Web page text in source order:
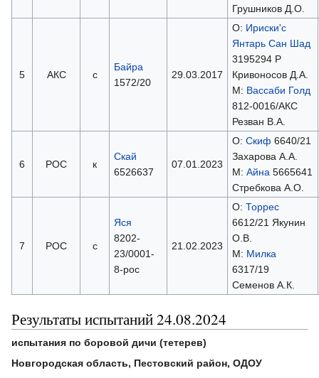
Грушников Д.О.
5 АКС с
Байра
1572/20
29.03.2017
О: Ириски'с
Янтарь Сан Шад
3195294 Р
Кривоносов Д.А.
М: Вассаби Голд
812-0016/АКС
Резван В.А.
6 РОС к
Скай
6526637
07.01.2023
О: Скиф 6640/21
Захарова А.А.
М: Айна5665641
Стребкова А.О.
7 РОС с
Яся
8202-
23/0001-
8-рос
21.02.2023
О: Торрес
6612/21 Якунин
О.В.
М: Милка
6317/19
Семенов А.К.
Результаты испытаний 24.08.2024
испытания по боровой дичи (тетерев)
Новгородская область, Пестовский район, ОДОУ